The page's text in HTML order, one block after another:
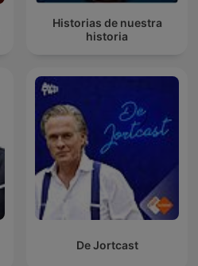
Historias de nuestra
historia
De Jortcast